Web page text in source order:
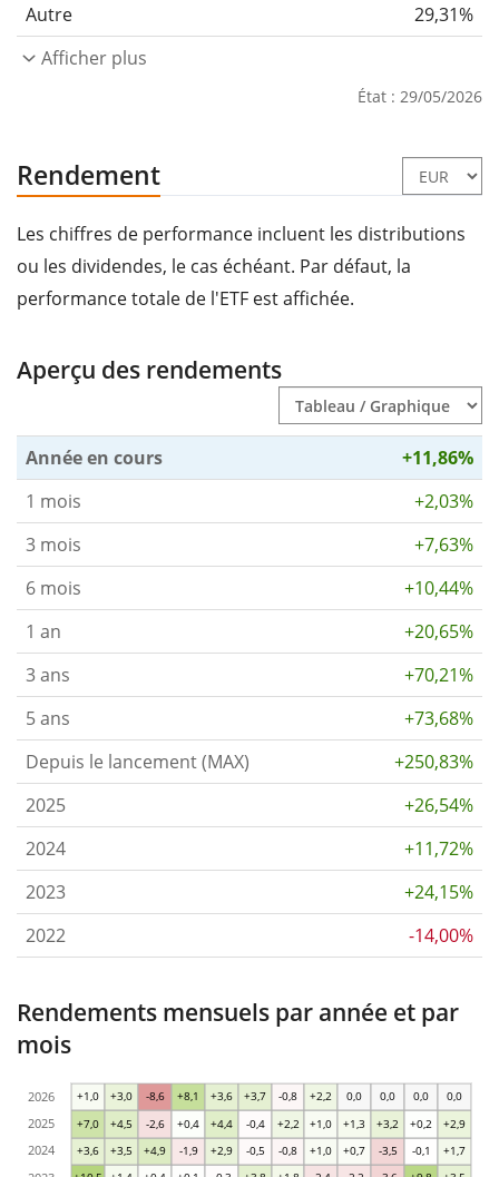
Autre
29,31%
Afficher plus
État : 29/05/2026
Rendement
Les chiffres de performance incluent les distributions
ou les dividendes, le cas échéant. Par défaut, la
performance totale de l'ETF est affichée.
Aperçu des rendements
Année en cours
+11,86%
1 mois
+2,03%
3 mois
+7,63%
6 mois
+10,44%
1 an
+20,65%
3 ans
+70,21%
5 ans
+73,68%
Depuis le lancement (MAX)
+250,83%
2025
+26,54%
2024
+11,72%
2023
+24,15%
2022
-14,00%
Rendements mensuels par année et par
mois
+3,6 +3,5 +4,9 -1,9 +2,9 -0,5 -0,8 +1,0 +0,7 -3,5 -0,1 +1,7
+7,0 +4,5 -2,6 +0,4 +4,4 -0,4 +2,2 +1,0 +1,3 +3,2 +0,2 +2,9
+1,0 +3,0 -8,6 +8,1 +3,6 +3,7 -0,8 +2,2 0,0 0,0 0,0 0,0
2024
2025
2026